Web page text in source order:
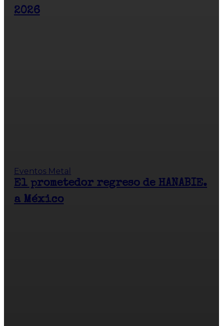
2026
Eventos Metal
El prometedor regreso de HANABIE.
a México